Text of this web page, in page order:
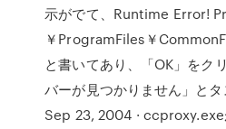
示がでて、Runtime Error!
￥ProgramFiles￥
と書いてあり、「OK」をク
バーが見つかりません」と
Sep 23, 2004 · ccproxy.exe